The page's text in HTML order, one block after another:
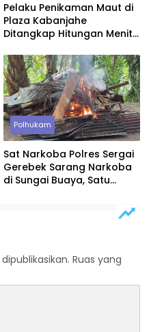
Pelaku Penikaman Maut di
Plaza Kabanjahe
Ditangkap Hitungan Menit,
Polhukam
Sat Narkoba Polres Sergai
Gerebek Sarang Narkoba
di Sungai Buaya, Satu
Ruas yang